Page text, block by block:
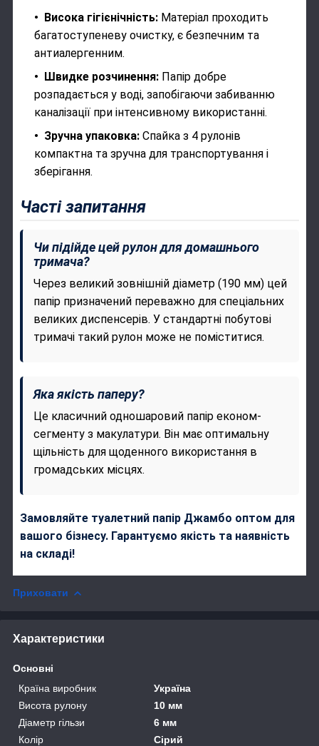
Висока гігієнічність: Матеріал проходить
багатоступеневу очистку, є безпечним та
антиалергенним.
Швидке розчинення: Папір добре
розпадається у воді, запобігаючи забиванню
каналізації при інтенсивному використанні.
Зручна упаковка: Спайка з 4 рулонів
компактна та зручна для транспортування і
зберігання.
Часті запитання
Чи підійде цей рулон для домашнього
тримача?
Через великий зовнішній діаметр (190 мм) цей
папір призначений переважно для спеціальних
великих диспенсерів. У стандартні побутові
тримачі такий рулон може не поміститися.
Яка якість паперу?
Це класичний одношаровий папір економ-
сегменту з макулатури. Він має оптимальну
щільність для щоденного використання в
громадських місцях.
Замовляйте туалетний папір Джамбо оптом для
вашого бізнесу. Гарантуємо якість та наявність
на складі!
Приховати
Характеристики
Основні
Країна виробник
Україна
Висота рулону
10 мм
Діаметр гільзи
6 мм
Колір
Сірий